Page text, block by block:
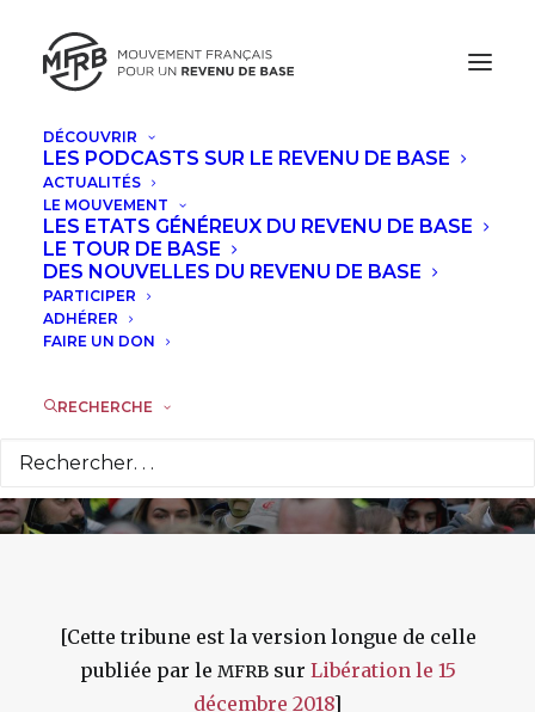
DÉCOUVRIR
LES PODCASTS SUR LE REVENU DE BASE
ACTUALITÉS
LE MOUVEMENT
LES ETATS GÉNÉREUX DU REVENU DE BASE
LE TOUR DE BASE
DES NOUVELLES DU REVENU DE BASE
PARTICIPER
ADHÉRER
FAIRE UN DON
RECHERCHE
Gilets jaunes : un
revenu de base
17 DÉCEMBRE 2018
[Cette tribune est la version longue de celle
publiée par le MFRBsur Libération le 15
décembre 2018]